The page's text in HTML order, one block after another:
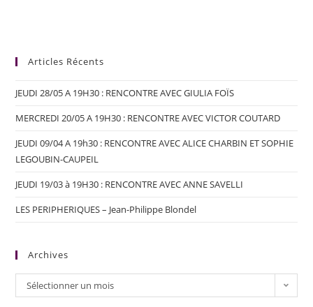
Articles Récents
JEUDI 28/05 A 19H30 : RENCONTRE AVEC GIULIA FOÏS
MERCREDI 20/05 A 19H30 : RENCONTRE AVEC VICTOR COUTARD
JEUDI 09/04 A 19h30 : RENCONTRE AVEC ALICE CHARBIN ET SOPHIE
LEGOUBIN-CAUPEIL
JEUDI 19/03 à 19H30 : RENCONTRE AVEC ANNE SAVELLI
LES PERIPHERIQUES – Jean-Philippe Blondel
Archives
Sélectionner un mois